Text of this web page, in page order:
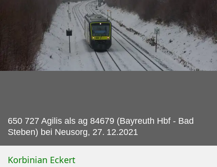
650 727 Agilis als ag 84679 (Bayreuth Hbf - Bad
Steben) bei Neusorg, 27. 12.2021
Korbinian Eckert